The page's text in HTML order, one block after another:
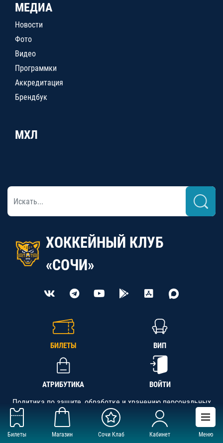
Билеты Магазин Сочи Клаб Кабинет Меню
МЕДИА
Новости
Фото
Видео
Программки
Аккредитация
Брендбук
МХЛ
ХОККЕЙНЫЙ КЛУБ
«СОЧИ»
БИЛЕТЫ ВИП
АТРИБУТИКА ВОЙТИ
Политика по защите, обработке и хранению персональных
данных
АНО «СК «Кубань-Регион», ОГРН 1142300002349,